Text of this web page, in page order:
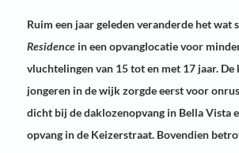
Ruim een jaar geleden veranderde het wat
Residence in een opvanglocatie voor
vluchtelingen van 15 tot en met 17 jaar. De
jongeren in de wijk zorgde eerst voor
dicht bij de daklozenopvang in Bella Vista
opvang in de Keizerstraat. Bovendien